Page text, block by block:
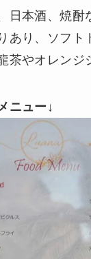
日本酒、焼酎
あり、ソフト
茶やオレンジ
ニュー↓